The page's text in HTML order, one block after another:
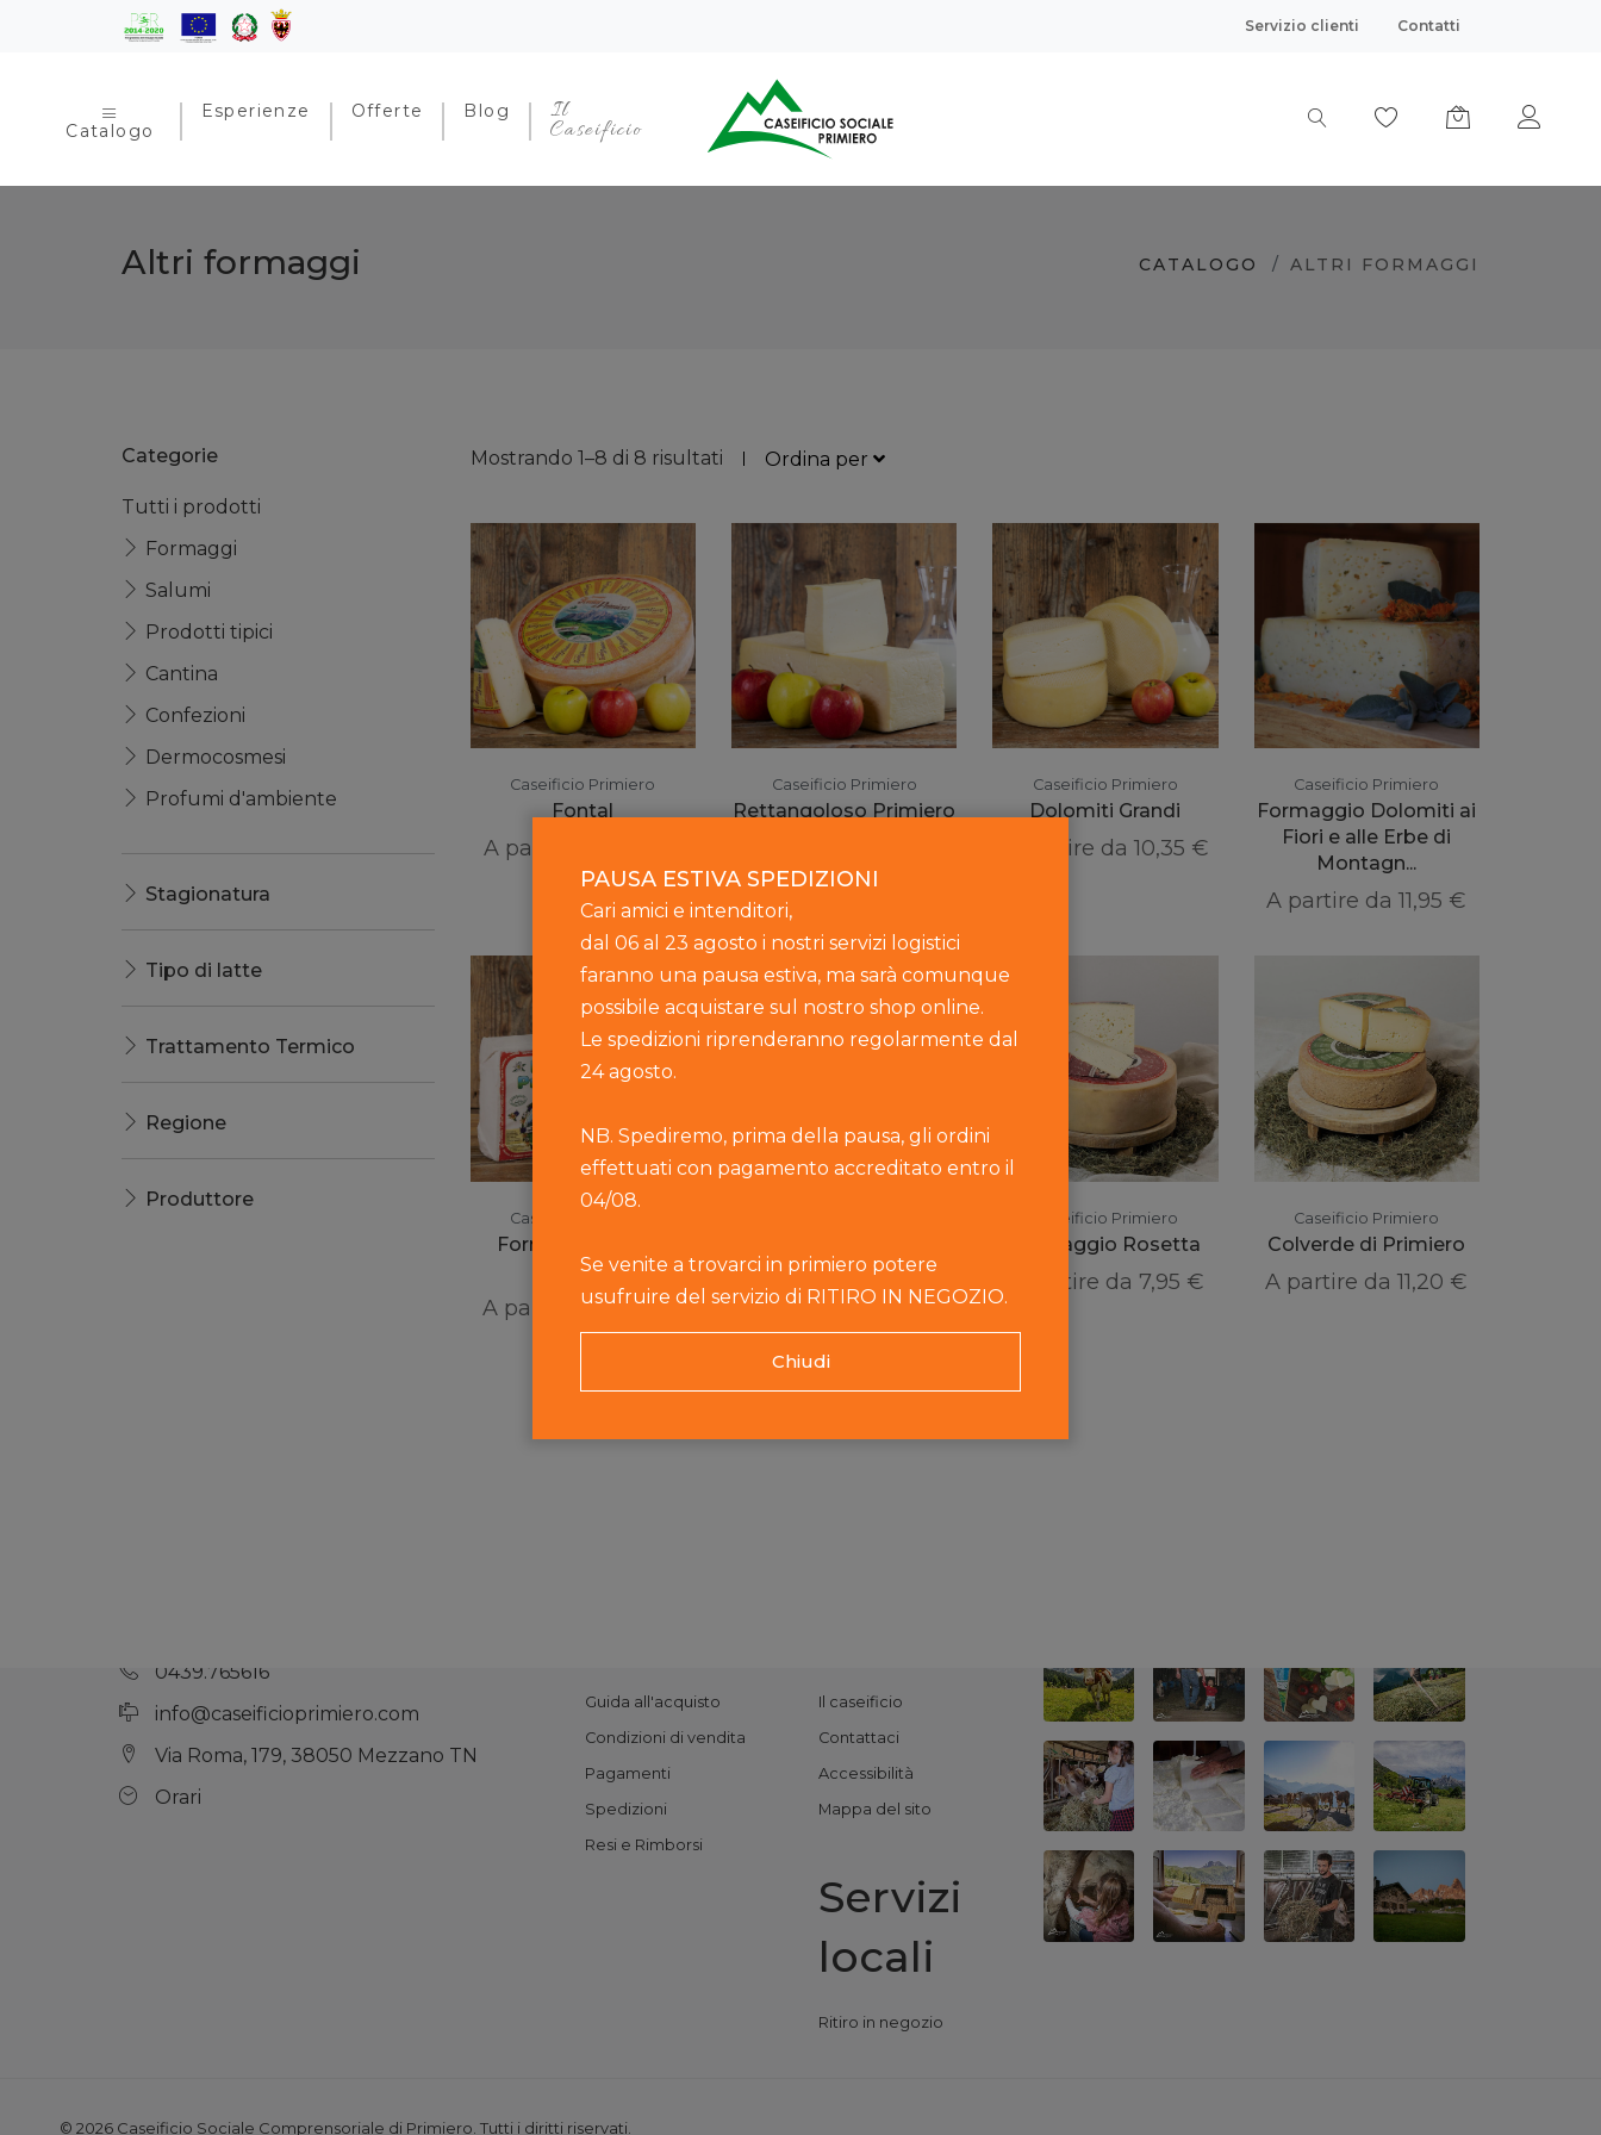
Servizio clienti Contatti
Catalogo
Esperienze Offerte Blog Il
Caseificio
Altri formaggi CATALOGO ALTRI FORMAGGI
Categorie
Tutti i prodotti
Formaggi
Salumi
Prodotti tipici
Cantina
Confezioni
Dermocosmesi
Profumi d'ambiente
Stagionatura
Tipo di latte
Trattamento Termico
Regione
Produttore
Mostrando 1–8 di 8 risultati Ordina per
Caseificio Primiero
Fontal
A partire da
Caseificio Primiero
Rettangoloso Primiero
Caseificio Primiero
Dolomiti Grandi
A partire da 10,35 €
Caseificio Primiero
Formaggio Dolomiti ai
Fiori e alle Erbe di
Montagn...
A partire da11,95 €
Caseificio Primiero
Formaggio Fior di
Primiero
A partire da11,95 €
Fumè di Primiero
A partire da 8,95 €
Caseificio Primiero
Formaggio Rosetta
A partire da 7,95 €
Caseificio Primiero
Colverde di Primiero
A partire da11,20 €
0439.765616
info@caseificioprimiero.com
Via Roma, 179, 38050 Mezzano TN
Orari
Guida all'acquisto
Condizioni di vendita
Pagamenti
Spedizioni
Resi e Rimborsi
Il caseificio
Contattaci
Accessibilità
Mappa del sito
Servizi
locali
Ritiro in negozio
© 2026 Caseificio Sociale Comprensoriale di Primiero. Tutti i diritti riservati.
PAUSA ESTIVA SPEDIZIONI
Cari amici e intenditori,
dal 06 al 23 agosto i nostri servizi logistici
faranno una pausa estiva, ma sarà comunque
possibile acquistare sul nostro shop online.
Le spedizioni riprenderanno regolarmente dal
24 agosto.
NB. Spediremo, prima della pausa, gli ordini
effettuati con pagamento accreditato entro il
04/08.
Se venite a trovarci in primiero potere
usufruire del servizio di RITIRO IN NEGOZIO.
Chiudi